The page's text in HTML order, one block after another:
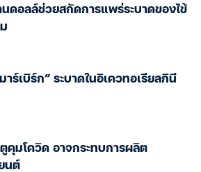
ดอลล์ช่วยสกัดการแพร่ระบาดของไข้
ร์เบิร์ก” ระบาดในอิเควทอเรียลกินี
คุมโควิด อาจกระทบการผลิต
นต์